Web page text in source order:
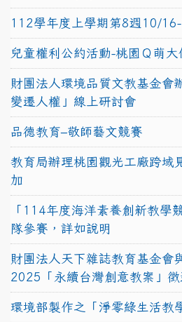
112學年度上學期第8週10/
兒童權利公約活動-桃園Ｑ萌大
財團法人環境品質文教基金會
變遷人權」線上研討會
品德教育–敬師藝文競賽
教育局辦理桃園觀光工廠跨域
加
「114年度海洋素養創新教學
隊參賽，詳如說明
財團法人天下雜誌教育基金會
2025「永續台灣創意教案」徵
環境部製作之「淨零綠生活教